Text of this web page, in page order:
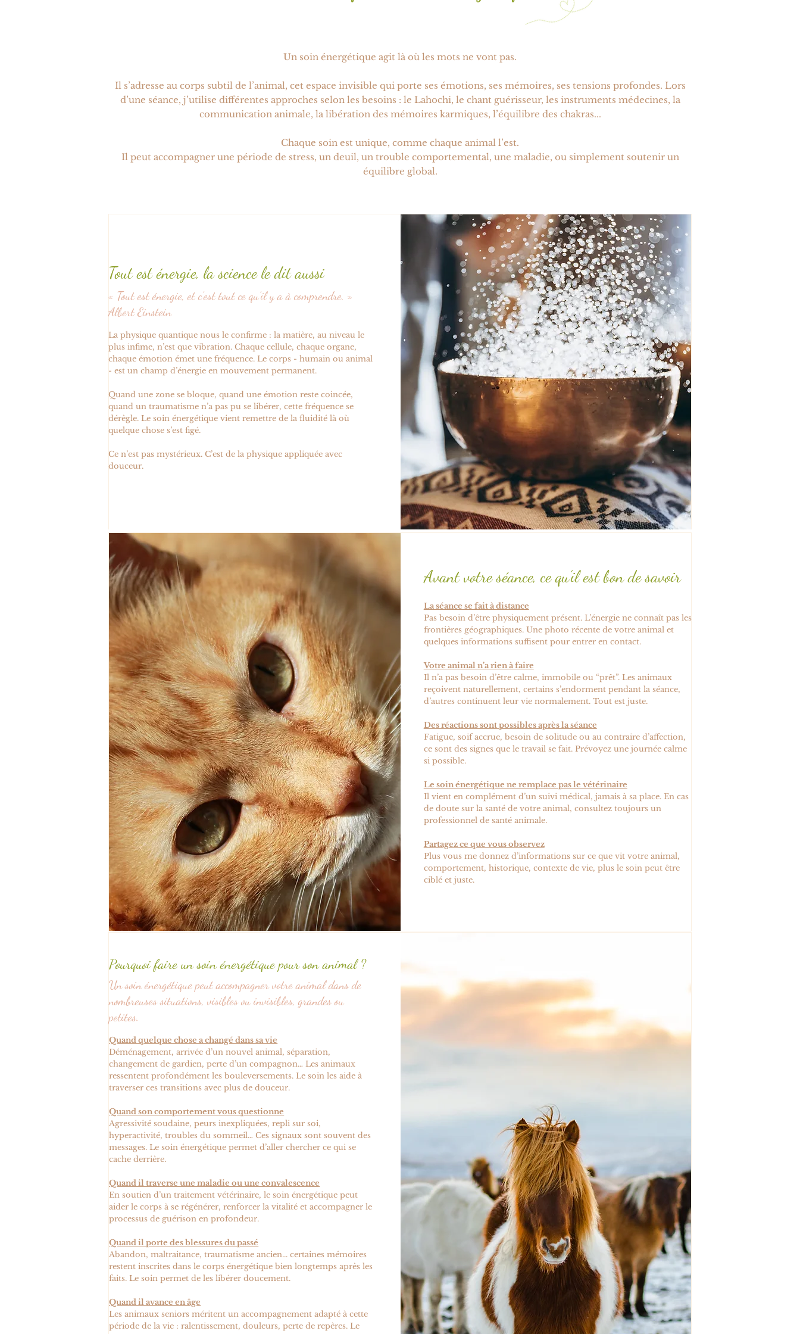
Un soin énergétique agit là où les mots ne vont pas.
Il s’adresse au corps subtil de l’animal, cet espace invisible qui porte ses émotions, ses mémoires, ses tensions profondes. Lors
d’une séance, j’utilise différentes approches selon les besoins : le Lahochi, le chant guérisseur, les instruments médecines, la
communication animale, la libération des mémoires karmiques, l’équilibre des chakras...
Chaque soin est unique, comme chaque animal l’est.
Il peut accompagner une période de stress, un deuil, un trouble comportemental, une maladie, ou simplement soutenir un
équilibre global.
Tout est énergie, la science le dit aussi
« Tout est énergie, et c’est tout ce qu’il y a à comprendre. »
Albert Einstein
La physique quantique nous le confirme : la matière, au niveau le
plus infime, n’est que vibration. Chaque cellule, chaque organe,
chaque émotion émet une fréquence. Le corps - humain ou animal
- est un champ d’énergie en mouvement permanent.
Quand une zone se bloque, quand une émotion reste coincée,
quand un traumatisme n’a pas pu se libérer, cette fréquence se
dérègle. Le soin énergétique vient remettre de la fluidité là où
quelque chose s’est figé.
Ce n’est pas mystérieux. C’est de la physique appliquée avec
douceur.
Avant votre séance, ce qu’il est bon de savoir
La séance se fait à distance
Pas besoin d’être physiquement présent. L’énergie ne connaît pas les
frontières géographiques. Une photo récente de votre animal et
quelques informations suffisent pour entrer en contact.
Votre animal n’a rien à faire
Il n’a pas besoin d’être calme, immobile ou “prêt”. Les animaux
reçoivent naturellement, certains s’endorment pendant la séance,
d’autres continuent leur vie normalement. Tout est juste.
Des réactions sont possibles après la séance
Fatigue, soif accrue, besoin de solitude ou au contraire d’affection,
ce sont des signes que le travail se fait. Prévoyez une journée calme
si possible.
Le soin énergétique ne remplace pas le vétérinaire
Il vient en complément d’un suivi médical, jamais à sa place. En cas
de doute sur la santé de votre animal, consultez toujours un
professionnel de santé animale.
Partagez ce que vous observez
Plus vous me donnez d’informations sur ce que vit votre animal,
comportement, historique, contexte de vie, plus le soin peut être
ciblé et juste.
Pourquoi faire un soin énergétique pour son animal ?
Un soin énergétique peut accompagner votre animal dans de
nombreuses situations, visibles ou invisibles, grandes ou
petites.
Quand quelque chose a changé dans sa vie
Déménagement, arrivée d’un nouvel animal, séparation,
changement de gardien, perte d’un compagnon… Les animaux
ressentent profondément les bouleversements. Le soin les aide à
traverser ces transitions avec plus de douceur.
Quand son comportement vous questionne
Agressivité soudaine, peurs inexpliquées, repli sur soi,
hyperactivité, troubles du sommeil… Ces signaux sont souvent des
messages. Le soin énergétique permet d’aller chercher ce qui se
cache derrière.
Quand il traverse une maladie ou une convalescence
En soutien d’un traitement vétérinaire, le soin énergétique peut
aider le corps à se régénérer, renforcer la vitalité et accompagner le
processus de guérison en profondeur.
Quand il porte des blessures du passé
Abandon, maltraitance, traumatisme ancien... certaines mémoires
restent inscrites dans le corps énergétique bien longtemps après les
faits. Le soin permet de les libérer doucement.
Quand il avance en âge
Les animaux seniors méritent un accompagnement adapté à cette
période de la vie : ralentissement, douleurs, perte de repères. Le